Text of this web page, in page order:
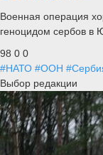
Военная операция
геноцидом сербов в
98 0 0
#НАТО #ООН
Выбор редакции